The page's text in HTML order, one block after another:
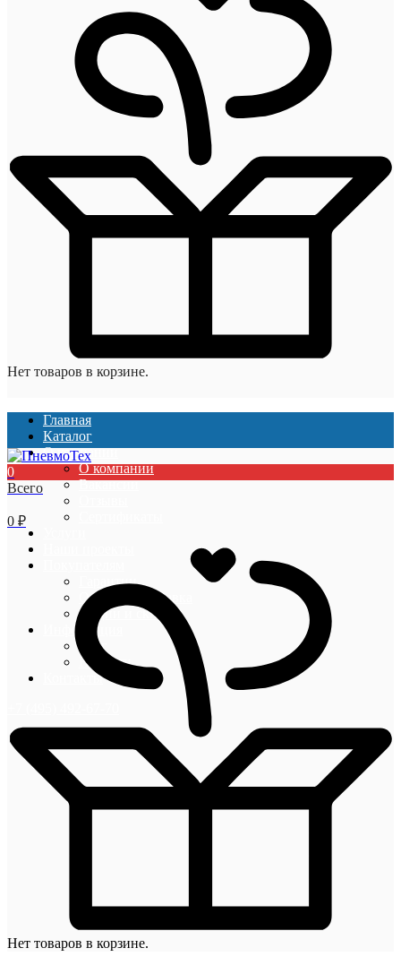
Нет товаров в корзине.
Главная
Каталог
О компании
О компании
Вакансии
Гарантии
Оплата и доставка
Акции и скидки
Информация
Блог
Новости
Контакты
0
Всего
0 ₽
Нет товаров в корзине.